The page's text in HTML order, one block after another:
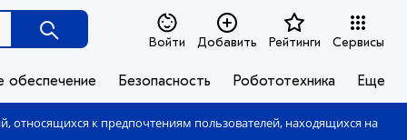
Войти Добавить Рейтинги Сервисы
обеспечение Безопасность Робототехника Еще
относящихся к предпочтениям пользователей, находящихся на